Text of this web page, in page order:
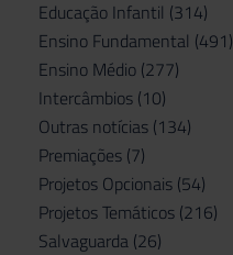
Educação Infantil (314)
Ensino Fundamental (491)
Ensino Médio (277)
Intercâmbios (10)
Outras notícias (134)
Premiações (7)
Projetos Opcionais (54)
Projetos Temáticos (216)
Salvaguarda (26)